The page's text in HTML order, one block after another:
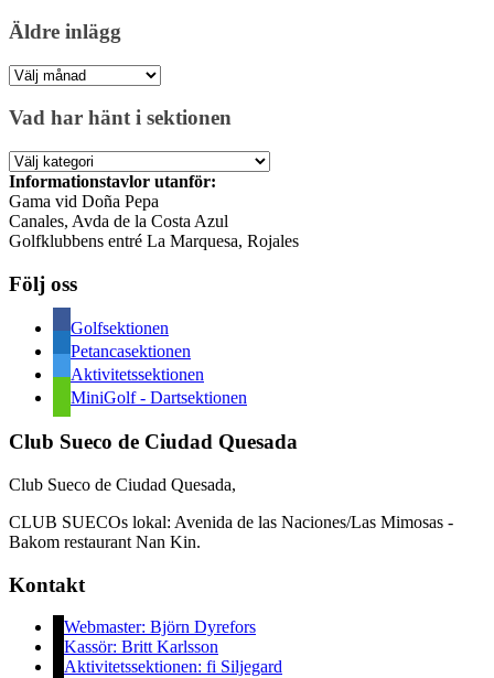
Äldre inlägg
Äldre
Vad har hänt i sektionen
Vad
har
hänt
i
sektionen
Informationstavlor utanför:
Gama vid Doña Pepa
Canales, Avda de la Costa Azul
Golfklubbens entré La Marquesa, Rojales
Följ oss
Golfsektionen
Petancasektionen
Aktivitetssektionen
MiniGolf - Dartsektionen
Club Sueco de Ciudad Quesada
Club Sueco de Ciudad Quesada,
CLUB SUECOs lokal: Avenida de las Naciones/Las Mimosas -
Bakom restaurant Nan Kin.
Kontakt
Webmaster: Björn Dyrefors
Kassör: Britt Karlsson
Aktivitetssektionen: fi Siljegard